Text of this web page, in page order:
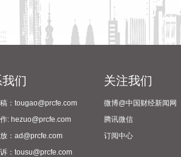
们
：tougao@prcfe.com
: hezuo@prcfe.com
：ad@prcfe.com
：tousu@prcfe.com
关注我们
微博@中国财经新闻网
腾讯微信
订阅中心